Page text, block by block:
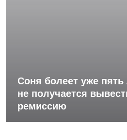
Соня болеет уже пять
не получается
ремиссию